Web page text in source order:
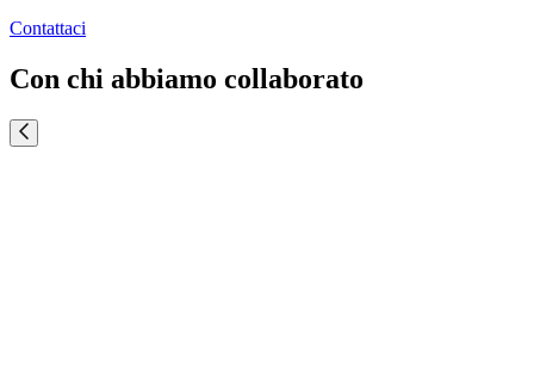
Contattaci
Con chi abbiamo collaborato